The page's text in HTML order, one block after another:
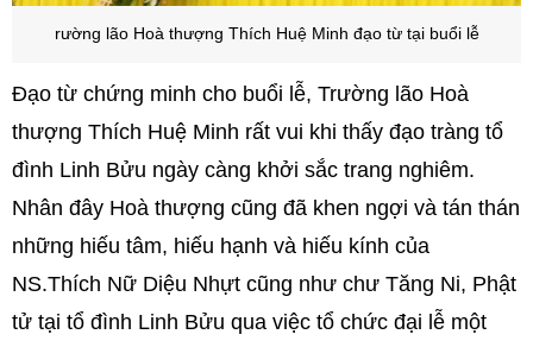
rường lão Hoà thượng Thích Huệ Minh đạo từ tại buổi lễ
Đạo từ chứng minh cho buổi lễ, Trường lão Hoà
thượng Thích Huệ Minh rất vui khi thấy đạo tràng tổ
đình Linh Bửu ngày càng khởi sắc trang nghiêm.
Nhân đây Hoà thượng cũng đã khen ngợi và tán thán
những hiếu tâm, hiếu hạnh và hiếu kính của
NS.Thích Nữ Diệu Nhựt cũng như chư Tăng Ni, Phật
tử tại tổ đình Linh Bửu qua việc tổ chức đại lễ một